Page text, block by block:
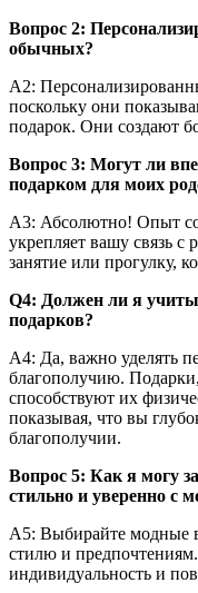
Вопрос 2:
обычных?
A2:
поскольку они
подарок. Они создают
Вопрос 3: Могут ли
подарком для моих
A3: Абсолютно! Опыт
укрепляет вашу связь с
занятие или прогулку,
Q4: Должен ли я
подарков?
А4: Да, важно уделять
благополучию.
способствуют их
показывая, что вы
благополучии.
Вопрос 5: Как я могу
стильно и уверенно с
A5: Выбирайте модные
стилю и
индивидуальность и